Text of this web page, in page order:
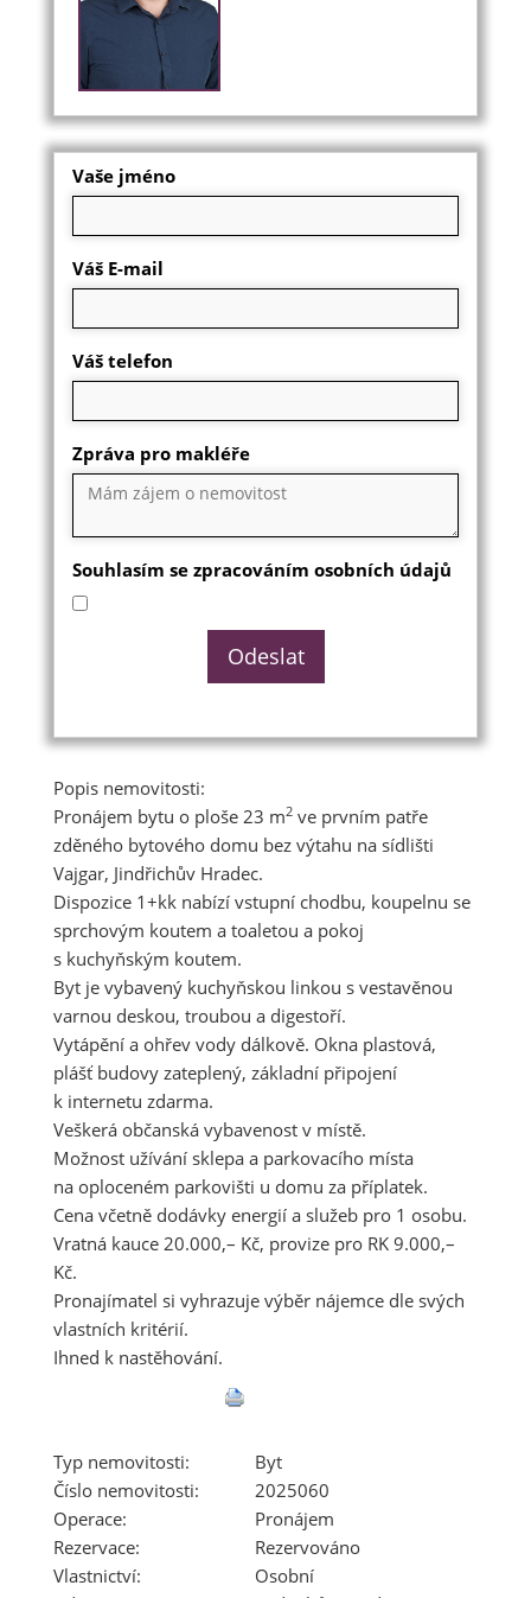
Vaše jméno
Váš E-mail
Váš telefon
Zpráva pro makléře
Souhlasím se zpracováním osobních údajů
Popis nemovitosti:
Pronájem bytu o ploše 23 m2 ve prvním patře
zděného bytového domu bez výtahu na sídlišti
Vajgar, Jindřichův Hradec.
Dispozice 1+kk nabízí vstupní chodbu, koupelnu se
sprchovým koutem a toaletou a pokoj
s kuchyňským koutem.
Byt je vybavený kuchyňskou linkou s vestavěnou
varnou deskou, troubou a digestoří.
Vytápění a ohřev vody dálkově. Okna plastová,
plášť budovy zateplený, základní připojení
k internetu zdarma.
Veškerá občanská vybavenost v místě.
Možnost užívání sklepa a parkovacího místa
na oploceném parkovišti u domu za příplatek.
Cena včetně dodávky energií a služeb pro 1 osobu.
Vratná kauce 20.000,– Kč, provize pro RK 9.000,–
Kč.
Pronajímatel si vyhrazuje výběr nájemce dle svých
vlastních kritérií.
Ihned k nastěhování.
Typ nemovitosti:
Byt
Číslo nemovitosti:
2025060
Operace:
Pronájem
Rezervace:
Rezervováno
Vlastnictví:
Osobní